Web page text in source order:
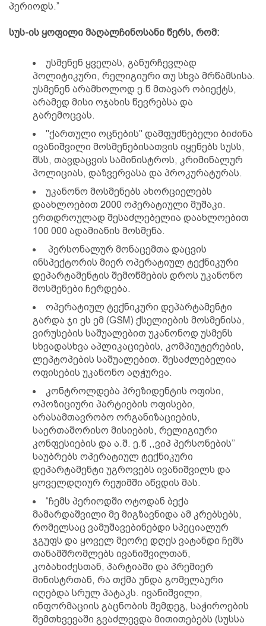
პერიოდს.”
სუს-ის ყოფილი მაღალჩინოსანი წერს, რომ:
უსმენენ ყველას, განურჩევლად
პოლიტიკური, რელიგიური თუ სხვა მრწამსისა.
უსმენენ არამხოლოდ ე.წ მთავარ ობიექტს,
არამედ მისი ოჯახის წევრებსა და
გარემოცვას.
"ქართული ოცნების" დამფუძნებელი ბიძინა
ივანიშვილი მოსმენებისათვის იყენებს სუსს,
შსს, თავდაცვის სამინისტროს, კრიმინალურ
პოლიციას, დაზვერვასა და პროკურატურას.
უკანონო მოსმენებს ახორციელებს
დაახლოებით 2000 ოპერატიული მუშაკი.
ერთდროულად შესაძლებელია დაახლოებით
100 000 ადამიანის მოსმენა.
პერსონალურ მონაცემთა დაცვის
ინსპექტორის მიერ ოპერატიულ ტექნიკური
დეპარტამენტის შემოწმების დროს უკანონო
მოსმენები ჩერდება.
ოპერატიულ ტექნიკური დეპარტამენტი
გარდა ჯი ეს ემ (GSM) ქსელიების მოსმენისა,
ვირუსების საშუალებით უკანონოდ უსმენს
სხვადასხვა აპლიკაციების, კომპიუტერების,
ლეპტოპების საშუალებით. შესაძლებელია
ოფისების უკანონო აღჭურვა.
კონტროლდება პრეზიდენტის ოფისი,
ოპოზიციური პარტიების ოფისები,
არასამთავრობო ორგანიზაციების,
საერთაშორისო მისიების, რელიგიური
კონფესიების და ა.შ. ე.წ ,,ვიპ პერსონების’’
საუბრებს ოპერატიულ ტექნიკური
დეპარტამენტი უგროვებს ივანიშვილს და
ყოველდღიურ რეჟიმში აწვდის მას.
“ჩემს პერიოდში ოტოდან ბექა
მამარდაშვილი მე მიგზავნიდა ამ კრებსებს,
რომელსაც ვამუშავებინებდი სპეციალურ
ჯგუფს და ყოველ მეორე დღეს ვატანდი ჩემს
თანამშრომლებს ივანიშვილთან,
კობახიძესთან, პარტიაში და პრემიერ
მინისტრთან, რა თქმა უნდა გომელაური
იღებდა სრულ პატაკს. ივანიშვილი,
ინფორმაციის გაცნობის შემდეგ, საჭიროების
შემთხვევაში გვაძლევდა მითითებებს (სუსსა